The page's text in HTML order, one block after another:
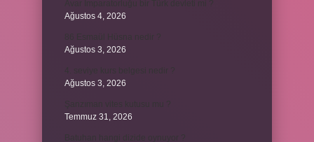
Ağustos 4, 2026
Ağustos 3, 2026
Ağustos 3, 2026
Temmuz 31, 2026